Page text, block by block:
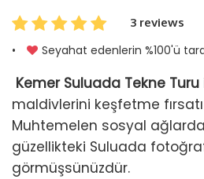
3 reviews
• Seyahat edenlerin %100'ü
Kemer Suluada Tekne Turu
maldivlerini keşfetme
Muhtemelen sosyal
güzellikteki Suluada
görmüşsünüzdür.